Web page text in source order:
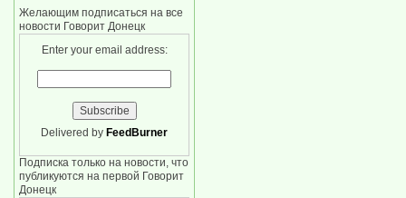
Желающим подписаться на все
новости Говорит Донецк
Enter your email address:
Delivered by FeedBurner
Подписка только на новости, что
публикуются на первой Говорит
Донецк